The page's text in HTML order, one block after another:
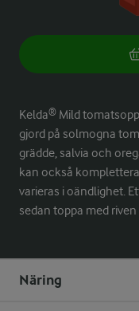
Kelda® Mild
gjord på solmogna
grädde, salvia och
kan också
varieras i oändlighet.
sedan toppa med
Näring